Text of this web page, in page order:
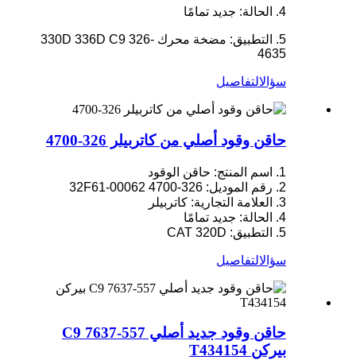
4. الحالة: جديد تمامًا
5. التطبيق: مضخة محرك 330D 336D C9 326-
4635
سؤالالتفاصيل
حاقن وقود أصلي من كاتربيلر 326-4700
1. اسم المنتج: حاقن الوقود
2. رقم الموديل: 326-4700 32F61-00062
3. العلامة التجارية: كاتربيلر
4. الحالة: جديد تمامًا
5. التطبيق: CAT 320D
سؤالالتفاصيل
حاقن وقود جديد أصلي 557-7637 C9
بيركن T434154